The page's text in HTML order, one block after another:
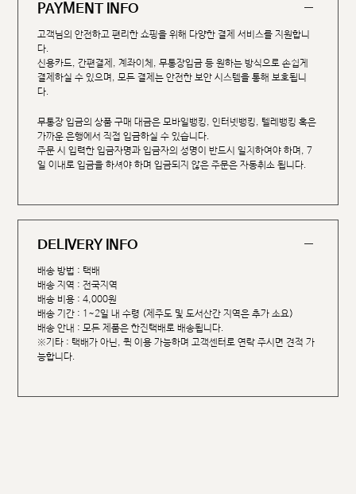
PAYMENT INFO
고객님의 안전하고 편리한 쇼핑을 위해 다양한 결제 서비스를 지원합니
다.
신용카드, 간편결제, 계좌이체, 무통장입금 등 원하는 방식으로 손쉽게
결제하실 수 있으며, 모든 결제는 안전한 보안 시스템을 통해 보호됩니
다.
무통장 입금의 상품 구매 대금은 모바일뱅킹, 인터넷뱅킹, 텔레뱅킹 혹은
가까운 은행에서 직접 입금하실 수 있습니다.
주문 시 입력한 입금자명과 입금자의 성명이 반드시 일치하여야 하며, 7
일 이내로 입금을 하셔야 하며 입금되지 않은 주문은 자동취소 됩니다.
DELIVERY INFO
배송 방법 : 택배
배송 지역 : 전국지역
배송 비용 : 4,000원
배송 기간 : 1~2일 내 수령 (제주도 및 도서산간 지역은 추가 소요)
배송 안내 : 모든 제품은 한진택배로 배송됩니다.
※기타 : 택배가 아닌, 퀵 이용 가능하며 고객센터로 연락 주시면 견적 가
능합니다.